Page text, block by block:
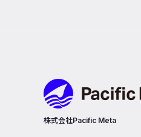
株式会社Pacific Meta